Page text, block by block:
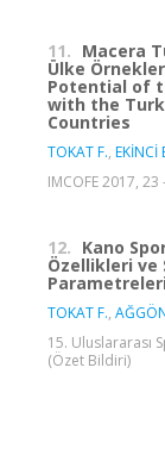
11. Macera
Ülke
Potential of
with the
Countries
TOKAT F., EKİNCİ
IMCOFE 2017,
12. Kano
Özellikleri ve
TOKAT F.,
15. Uluslararası
(Özet Bildiri)